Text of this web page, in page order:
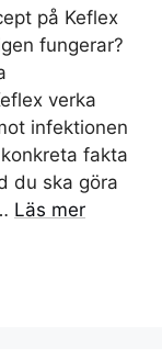
på Keflex
fungerar?
verka
infektionen
fakta
du ska göra
Läs mer